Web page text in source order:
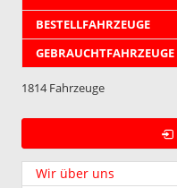
BESTELLFAHRZEUGE
GEBRAUCHTFAHRZEUGE
1814 Fahrzeuge
Wir über uns